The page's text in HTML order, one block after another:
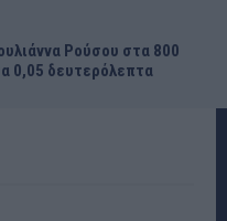
Ρούσου στα 800
0,05 δευτερόλεπτα